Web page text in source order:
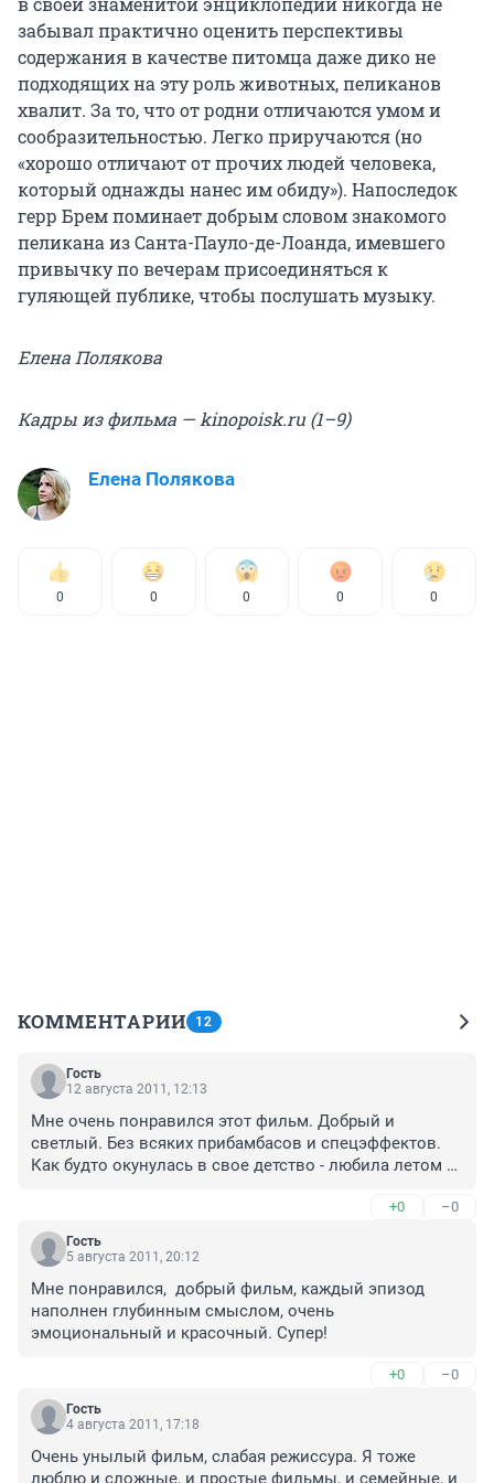
забывал практично оценить перспективы
содержания в качестве питомца даже дико не
подходящих на эту роль животных, пеликанов
хвалит. За то, что от родни отличаются умом и
сообразительностью. Легко приручаются (но
«хорошо отличают от прочих людей человека,
который однажды нанес им обиду»). Напоследок
герр Брем поминает добрым словом знакомого
пеликана из Санта-Пауло-де-Лоанда, имевшего
привычку по вечерам присоединяться к
гуляющей публике, чтобы послушать музыку.
Елена Полякова
Кадры из фильма — kinopoisk.ru (1–9)
Елена Полякова
0 0 0 0 0
КОММЕНТАРИИ 12
Гость
12 августа 2011, 12:13
Мне очень понравился этот фильм. Добрый и
светлый. Без всяких прибамбасов и спецэффектов.
Как будто окунулась в свое детство - любила летом
Как же я скучаю по своему детству....
+0 –0
Гость
5 августа 2011, 20:12
Мне понравился,  добрый фильм, каждый эпизод
наполнен глубинным смыслом, очень
эмоциональный и красочный. Супер!
+0 –0
Гость
4 августа 2011, 17:18
Очень унылый фильм, слабая режиссура. Я тоже